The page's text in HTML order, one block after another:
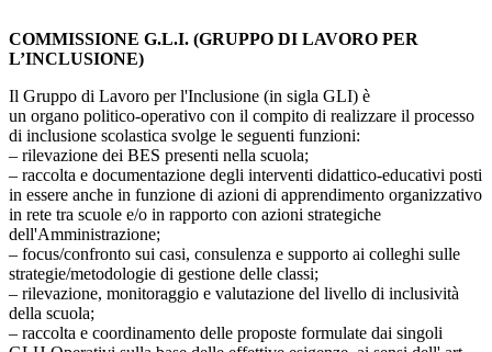
COMMISSIONE G.L.I. (GRUPPO DI LAVORO PER
L’INCLUSIONE)
Il Gruppo di Lavoro per l'Inclusione (in sigla GLI) è
un organo politico-operativo con il compito di realizzare il processo
di inclusione scolastica svolge le seguenti funzioni:
– rilevazione dei BES presenti nella scuola;
– raccolta e documentazione degli interventi didattico-educativi posti
in essere anche in funzione di azioni di apprendimento organizzativo
in rete tra scuole e/o in rapporto con azioni strategiche
dell'Amministrazione;
– focus/confronto sui casi, consulenza e supporto ai colleghi sulle
strategie/metodologie di gestione delle classi;
– rilevazione, monitoraggio e valutazione del livello di inclusività
della scuola;
– raccolta e coordinamento delle proposte formulate dai singoli